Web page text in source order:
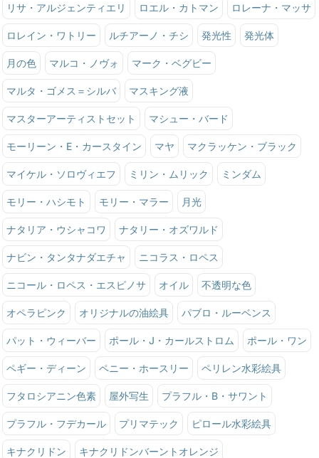
リサ・アルジェンティエリ ロエル・カトマン ロレーナ・マッサ
ロレイン・ワトリー ルチアーノ・チシ 発光性 発光体
月の色 マルコ・ノヴォ マーク・ベグビー
マルタ・ゴメス＝シルバ マスキング液
マスターアーティストセット マシュー・バード
モーリーン・E・カースタイン マヤ マクラッケン・ブラック
マイケル・ソロヴィエフ ミリン・ムリック ミンダム
モリー・ハシモト モリー・マラー 月光
ナタリア・ウシャコワ ナタリー・オズワルド
ナビン・タンタナダエチャ ニコラス・ロペス
ニコール・ロペス・エスピノサ オイル 不透明な色
オペラピンク オリジナルの油絵具 パブロ・ルーベンス
パット・ウィーバー ポール・J・カールストロム ポール・ワン
ペギー・ディーン ペニー・ホースリー ペリレン水彩絵具
フタロシアニン色素 屋外写生 プラフル・B・サワント
プラフル・フデカール プリマテック ピロール水彩絵具
キナクリドン キナクリドンバーントオレンジ